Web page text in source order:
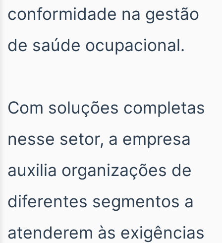
conformidade na gestão
de saúde ocupacional.
Com soluções completas
nesse setor, a empresa
auxilia organizações de
diferentes segmentos a
atenderem às exigências